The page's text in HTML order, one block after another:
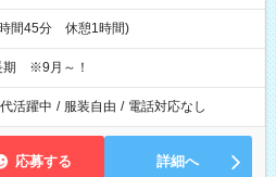
間45分 休憩1時間)
期 ※9月～！
活躍中 / 服装自由 / 電話対応なし
応募する 詳細へ